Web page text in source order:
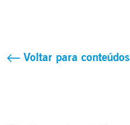
Voltar para conteúdos